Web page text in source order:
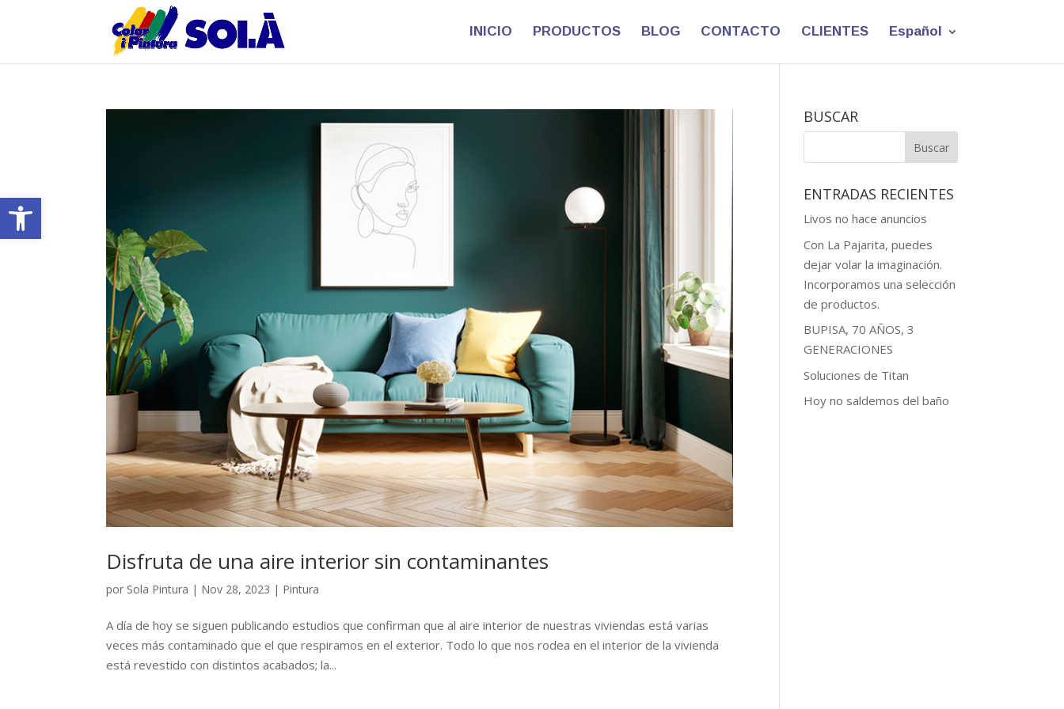
Abrir barra de herramientas
INICIO PRODUCTOS BLOG CONTACTO CLIENTES Español
Disfruta de una aire interior sin contaminantes
por Sola Pintura | Nov 28, 2023 | Pintura
A día de hoy se siguen publicando estudios que confirman que al aire interior de nuestras viviendas está varias
veces más contaminado que el que respiramos en el exterior. Todo lo que nos rodea en el interior de la vivienda
está revestido con distintos acabados; la...
BUSCAR
ENTRADAS RECIENTES
Livos no hace anuncios
Con La Pajarita, puedes
dejar volar la imaginación.
Incorporamos una selección
de productos.
BUPISA, 70 AÑOS, 3
GENERACIONES
Soluciones de Titan
Hoy no saldemos del baño